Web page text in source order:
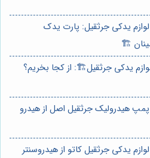
یدکی جرثقیل: پارت یدک
🏗️
یدکی جرثقیل🏗️: از کجا بخریم؟
هیدرولیک جرثقیل اصل از هیدرو
یدکی جرثقیل کاتو از هیدروسنتر